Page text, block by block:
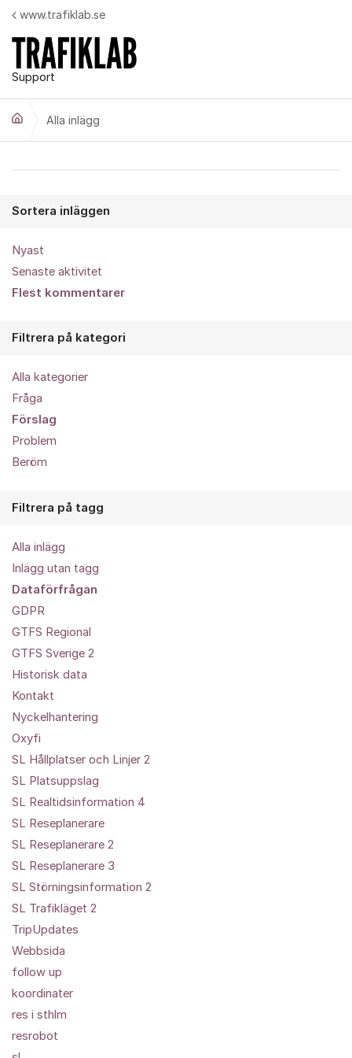
Hoppa till innehåll
Support
www.trafiklab.se
Alla inlägg
Sortera inläggen
Nyast
Senaste aktivitet
Flest kommentarer
Filtrera på kategori
Alla kategorier
Fråga
Förslag
Problem
Beröm
Filtrera på tagg
Alla inlägg
Inlägg utan tagg
Dataförfrågan
GDPR
GTFS Regional
GTFS Sverige 2
Historisk data
Kontakt
Nyckelhantering
Oxyfi
SL Hållplatser och Linjer 2
SL Platsuppslag
SL Realtidsinformation 4
SL Reseplanerare
SL Reseplanerare 2
SL Reseplanerare 3
SL Störningsinformation 2
SL Trafikläget 2
TripUpdates
Webbsida
follow up
koordinater
res i sthlm
resrobot